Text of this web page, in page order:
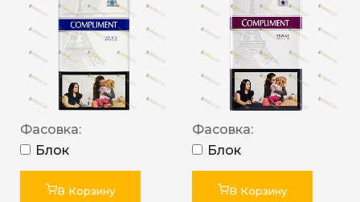
Фасовка:
Блок
В Корзину
Фасовка:
Блок
В Корзину